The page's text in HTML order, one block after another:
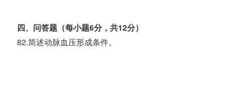
四、问答题（每小题6分，共12分）
82.简述动脉血压形成条件。